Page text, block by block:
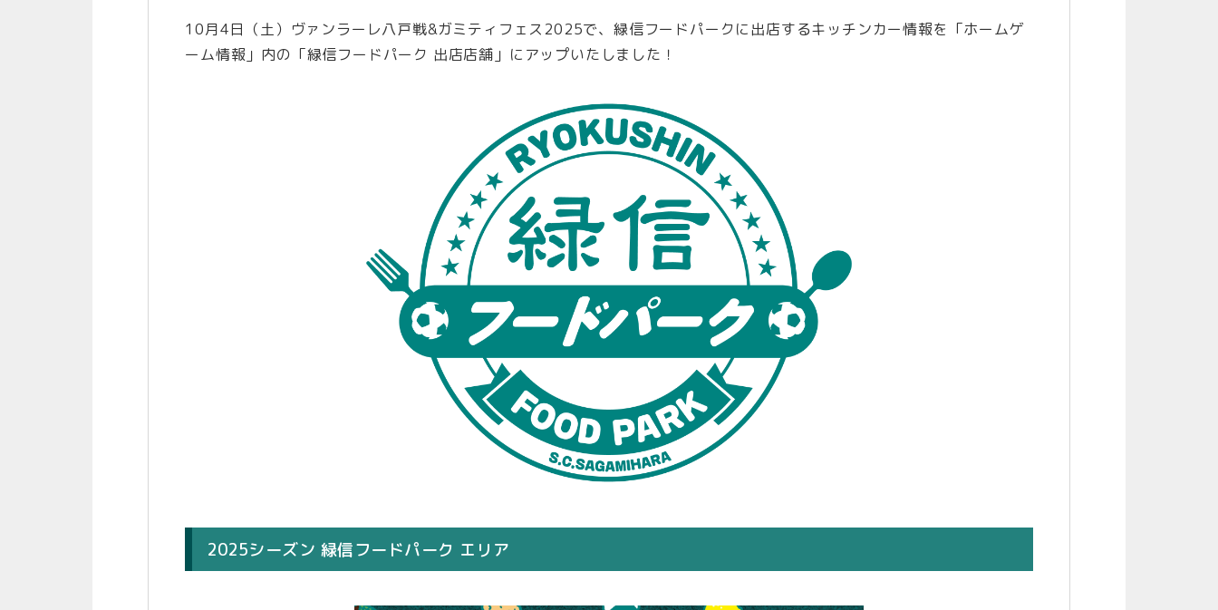
10月4日（土）ヴァンラーレ八戸戦&ガミティフェス2025で、緑信フードパークに出店するキッチンカー情報を「ホームゲ
ーム情報」内の「緑信フードパーク 出店店舗」にアップいたしました！
2025シーズン 緑信フードパーク エリア